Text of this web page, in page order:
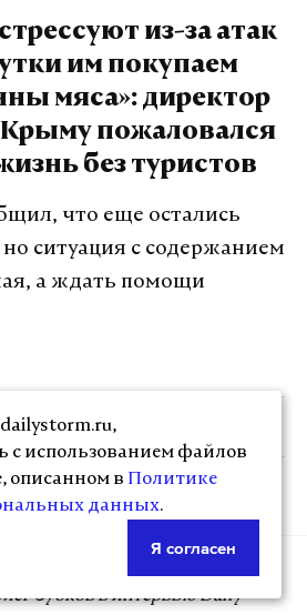
с использованием файлов
описанном в Политике
данных.
Я согласен
по пути из корпусов.
начали собираться еще
на Daily Storm вMAX. Он
вTelegram,ДзениVK.
Telegram
из-за атак
им покупаем
мяса»: директор
Крыму пожаловался
без туристов
что еще остались
ситуация с содержанием
а ждать помощи
Коллаж: Daily Storm
сафари-парка «Тайган» и
Зубков в интервью Daily